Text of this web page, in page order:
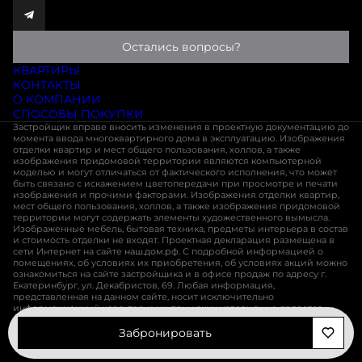
Остались вопросы?
КВАРТИРЫ
КОНТАКТЫ
О КОМПАНИИ
СПОСОБЫ ПОКУПКИ
Застройщик вправе вносить изменения в проектную документацию до
момента ввода многоквартирного дома в эксплуатацию. Изображения
отделки квартир и мест общего пользования, холлов, а также
изображения придомовой территории являются компьютерной
моделью и могут отличаться от фактического исполнения, что может
быть связано с искажением цветопередачи при просмотре и печати
изображения и прочими факторами. Изображения отделки квартир,
мест общего пользования, холлов, а также изображения придомовой
территории могут содержать элементы художественного вымысла.
Изображенные мебель, бытовая техника, предметы интерьера в состав
и стоимость отделки не входят. Проектная декларация размещена в
сети Интернет на сайте наш.дом.рф. С подробной информацией о
помещениях, об условиях их приобретения, об условиях акций можно
ознакомиться на сайте застройщика и в офисе продаж по адресу г.
Екатеринбург, ул. Декабристов, 69. Любая информация,
представленная на данном сайте, носит исключительно
информационный характер и ни при каких условиях не является
публичной офертой, определяемой положениями статьи 437 ГК РФ
Забронировать